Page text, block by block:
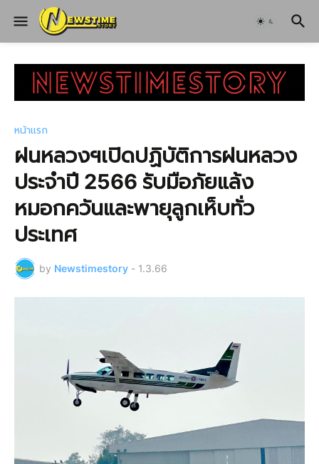
หน้าแรก
ฝนหลวงฯเปิดปฏิบัติการฝนหลวง
ประจำปี 2566 รับมือภัยแล้ง
หมอกควันและพายุลูกเห็บทั่ว
ประเทศ
by Newstimestory - 1.3.66